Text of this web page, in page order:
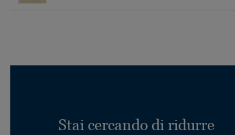
Stai cercando di ridurre